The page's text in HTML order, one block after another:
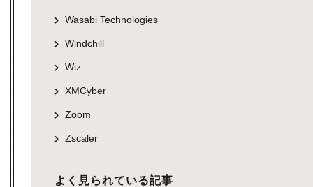
Wasabi Technologies
Windchill
Wiz
XMCyber
Zoom
Zscaler
よく見られている記事